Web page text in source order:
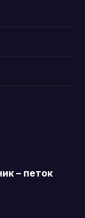
– петок